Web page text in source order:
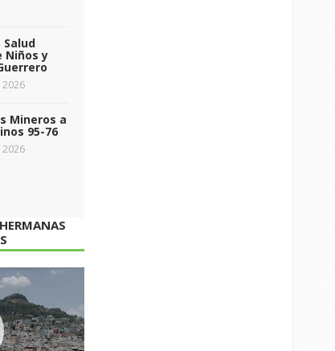
Salud
Niños y
2026
Mineros a
95-76